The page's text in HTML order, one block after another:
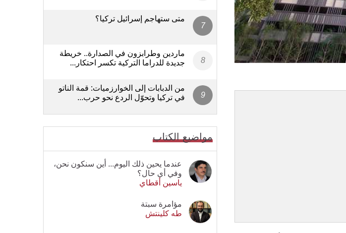
متى ستهاجم إسرائيل تركيا؟
ماردين وطرابزون في الصدارة.. خريطة
جديدة للدراما التركية تكسر احتكار...
من الدبابات إلى الخوارزميات: قمة الناتو
في تركيا وتحوّل الردع نحو حرب...
مواضيع الكتاب
عندما يحين ذلك اليوم... أين سنكون نحن،
وفي أي حال؟
ياسين أقطاي
مؤامرة سبتة
طه كلينتش